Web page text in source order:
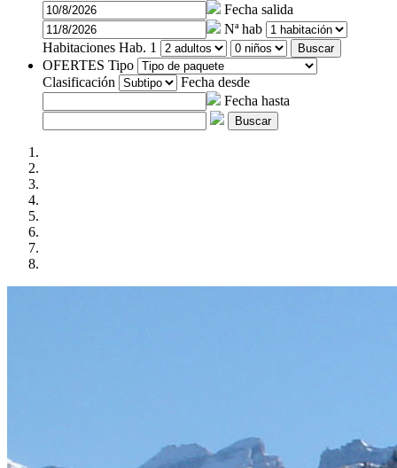
Fecha salida
Nª hab
Habitaciones Hab. 1 Buscar
OFERTES Tipo
Clasificación
Fecha desde
Fecha hasta
Buscar